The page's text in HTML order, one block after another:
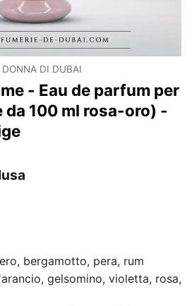
DI DUBAI
- Eau de parfum per
100 ml rosa-oro) -
bergamotto, pera, rum
gelsomino, violetta, rosa,